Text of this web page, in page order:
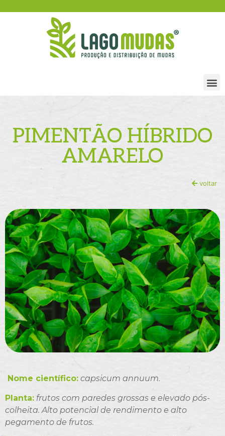
PIMENTÃO HÍBRIDO
AMARELO
voltar
Nome científico: capsicum annuum.
Planta: frutos com paredes grossas e elevado pós-
colheita. Alto potencial de rendimento e alto
pegamento de frutos.